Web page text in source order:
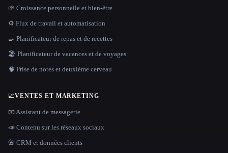
🌱 Croissance personnelle et bien-être
⚙️ Flux de travail et automatisation
🍳 Planificateur de repas et de recettes
🏖 Planificateur de vacances et de voyages
🧠 Prise de notes et deuxième cerveau
📈VENTES ET MARKETING
📧 Assistant de messagerie
📣 Contenu sur les réseaux sociaux
📇 CRM et données clients